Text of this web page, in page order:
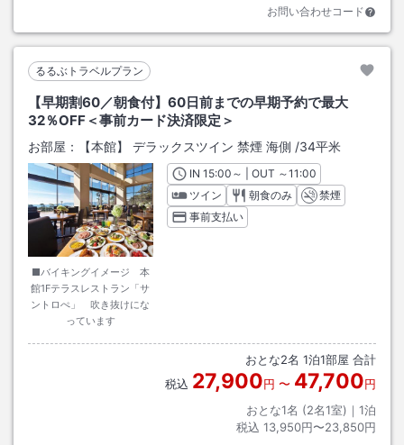
お問い合わせコード
るるぶトラベルプラン
【早期割60／朝食付】60日前までの早期予約で最大
32％OFF＜事前カード決済限定＞
お部屋： 【本館】 デラックスツイン 禁煙 海側 /34平米
■バイキングイメージ 本
館1Fテラスレストラン「サ
ントロぺ」 吹き抜けにな
っています
INチェックイン
15:00 ～ | OUT チェックアウト
～11:00
ツイン
朝食のみ
禁煙
事前支払い
おとな2名 1泊1部屋 合計
税込 27,900円 〜 47,700円
おとな1名 (2名1室)｜ 1泊
税込 13,950円〜23,850円